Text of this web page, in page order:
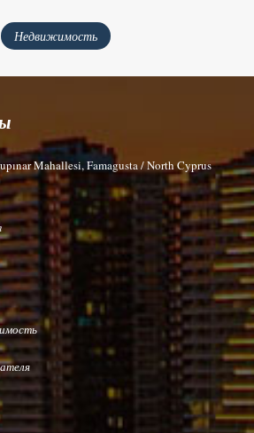
Недвижимость
Mahallesi, Famagusta / North Cyprus